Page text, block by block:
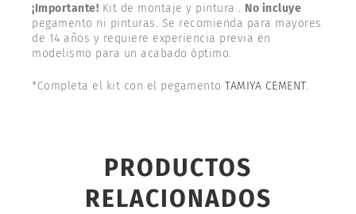
¡Importante! Kit de montaje y pintura . No incluye
pegamento ni pinturas. Se recomienda para mayores
de 14 años y requiere experiencia previa en
modelismo para un acabado óptimo.
*Completa el kit con el pegamento TAMIYA CEMENT.
PRODUCTOS
RELACIONADOS